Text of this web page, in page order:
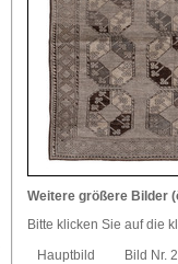
Weitere größere Bilder
Bitte klicken Sie auf die
Hauptbild
Bild Nr. 2